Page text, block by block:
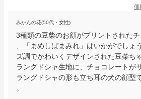
価
みかんの花(50代・女性)
3種類の豆柴のお顔がプリントされた
、「まめしばまみれ」はいかがでしょ
ズ調でかわいくデザインされた豆柴ち
ラングドシャ生地に、チョコレートが
ラングドシャの形も立ち耳の犬の顔型
。